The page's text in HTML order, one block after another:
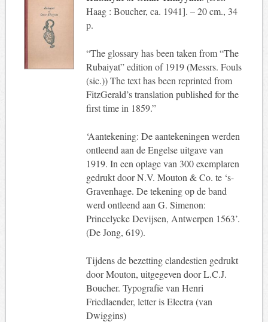
Haag : Boucher, ca. 1941]. – 20 cm., 34
p.
“The glossary has been taken from “The
Rubaiyat” edition of 1919 (Messrs. Fouls
(sic.)) The text has been reprinted from
FitzGerald’s translation published for the
first time in 1859.”
‘Aantekening: De aantekeningen werden
ontleend aan de Engelse uitgave van
1919. In een oplage van 300 exemplaren
gedrukt door N.V. Mouton & Co. te ‘s-
Gravenhage. De tekening op de band
werd ontleend aan G. Simenon:
Princelycke Devijsen, Antwerpen 1563’.
(De Jong, 619).
Tijdens de bezetting clandestien gedrukt
door Mouton, uitgegeven door L.C.J.
Boucher. Typografïe van Henri
Friedlaender, letter is Electra (van
Dwiggins)